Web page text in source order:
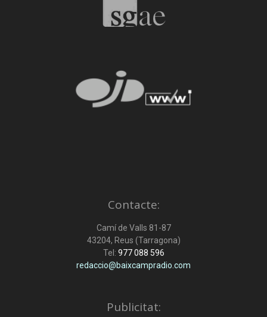
Contacte:
Camí de Valls 81-87
43204, Reus (Tarragona)
Tel: 977 088 596
redaccio@baixcampradio.com
Publicitat: